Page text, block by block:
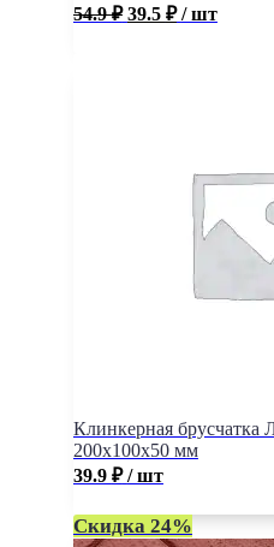
54.9₽ 39.5 ₽ / шт
Клинкерная
200x100x50 мм
39.9 ₽ / шт
Скидка 24%